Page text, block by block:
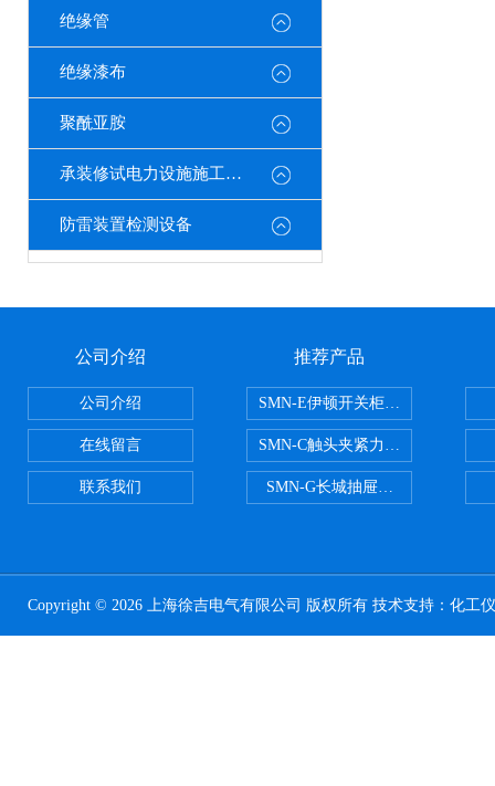
绝缘管
绝缘漆布
聚酰亚胺
承装修试电力设施施工机具
防雷装置检测设备
公司介绍
公司介绍
在线留言
联系我们
推荐产品
SMN-E伊顿开关柜触头夹紧力检
SMN-C触头夹紧力检测仪
SMN-G长城抽屉开关柜触头夹紧
Copyright © 2026 上海徐吉电气有限公司 版权所有 技术支持： 化工